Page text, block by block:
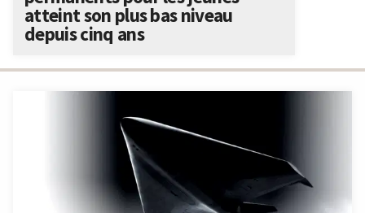
atteint son plus bas niveau
depuis cinq ans